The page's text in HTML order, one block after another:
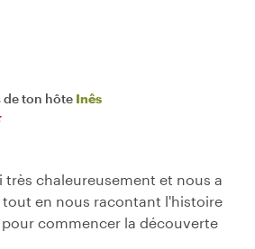
de ton hôte Inês
très chaleureusement et nous a
tout en nous racontant l'histoire
commencer la découverte